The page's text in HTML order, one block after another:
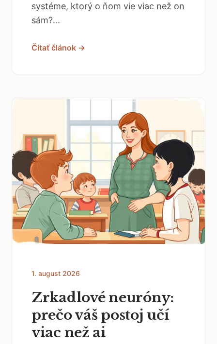
systéme, ktorý o ňom vie viac než on
sám?...
Čítať článok →
1. august 2026
Zrkadlové neuróny:
prečo váš postoj učí
viac než ai